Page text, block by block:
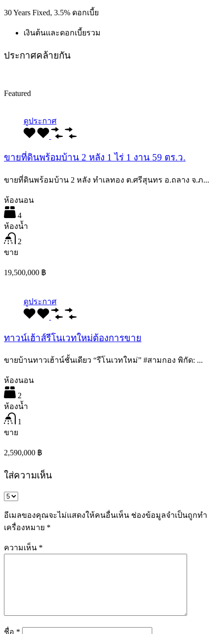
30Years Fixed, 3.5% ดอกเบี้ย
เงินต้นและดอกเบี้ยรวม
ประกาศคล้ายกัน
Featured
ดูประกาศ
ขายที่ดินพร้อมบ้าน 2 หลัง 1 ไร่ 1 งาน 59 ตร.ว.
ขายที่ดินพร้อมบ้าน 2 หลัง ทำเลทอง ต.ศรีสุนทร อ.ถลาง จ.ภ...
ห้องนอน
4
ห้องน้ำ
2
ขาย
19,500,000 ฿
ดูประกาศ
ทาวน์เฮ้าส์รีโนเวทใหม่ต้องการขาย
ขายบ้านทาวเฮ้าน์ชั้นเดียว “รีโนเวทใหม่” #สามกอง พิกัด: ...
ห้องนอน
2
ห้องน้ำ
1
ขาย
2,590,000 ฿
ใส่ความเห็น
อีเมลของคุณจะไม่แสดงให้คนอื่นเห็น ช่องข้อมูลจำเป็นถูกทำ
เครื่องหมาย *
ความเห็น *
ชื่อ *